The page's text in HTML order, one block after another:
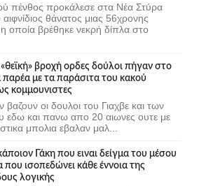
πένθος προκάλεσε στα Νέα Στύρα
θάνατος μιας 56χρονης
οποία βρέθηκε νεκρή δίπλα στο
βροχή ορδες δούλοι πήγαν στο
με τα παράσιτα του κακού
κομμουνιστες
οι δουλοι του Γιαχβε και των
εδω και πανω απο 20 αιωνες ουτε με
μπολια εβαλαν μαλ...
Γάκη που ειναι δείγμα του μέσου
που ισοπεδώνει κάθε έννοια της
λογικής